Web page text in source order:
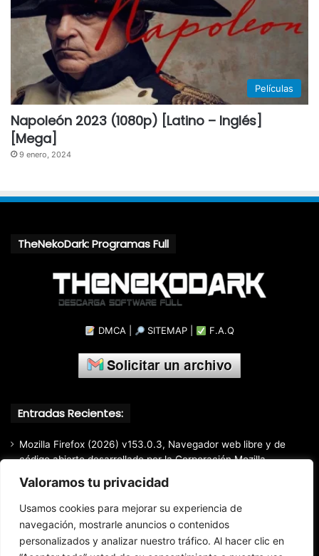
Valoramos tu privacidad
Usamos cookies para mejorar su experiencia de
navegación, mostrarle anuncios o contenidos
personalizados y analizar nuestro tráfico. Al hacer clic en
Películas
Napoleón 2023 (1080p) [Latino – Inglés]
[Mega]
9 enero, 2024
TheNekoDark: Programas Full
DMCA| SITEMAP F.A.Q
Entradas Recientes:
Mozilla Firefox (2026) v153.0.3, Navegador web libre y de
código abierto​ desarrollado por la Corporación Mozilla
Total Audio Converter v6.1.0.305, Solución para convertir o
Markdown Monster (2026) Full Español [Mega]
Advanced Renamer Commercial (2026) 4.24, Extracción de